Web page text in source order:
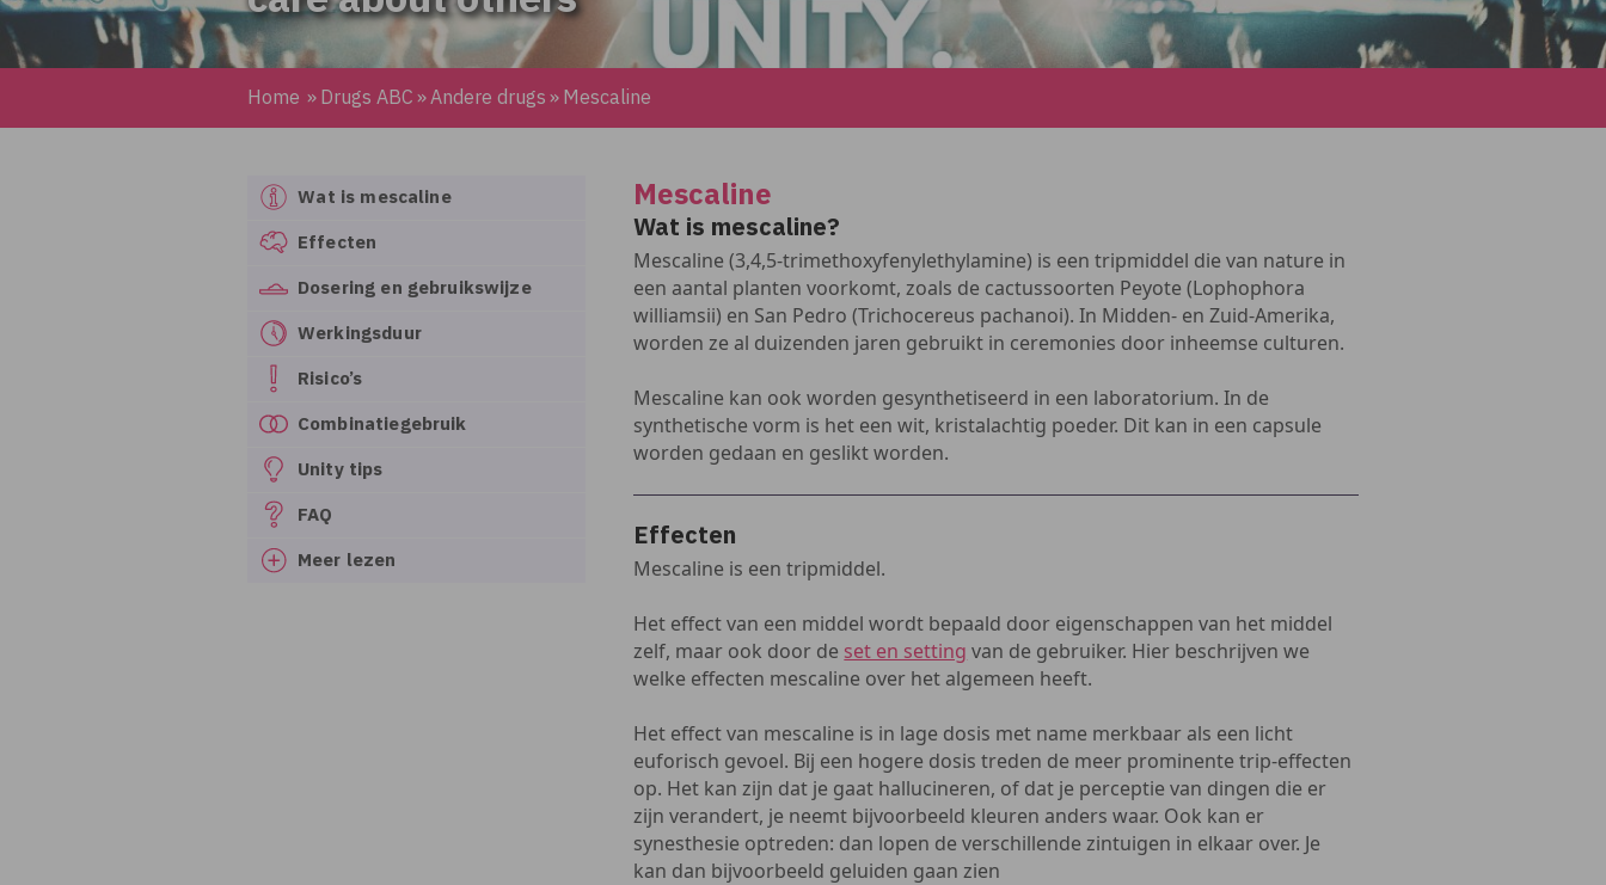
Home » Drugs ABC »Andere drugs » Mescaline
Wat is mescaline
Effecten
Dosering en gebruikswijze
Werkingsduur
Risico’s
Combinatiegebruik
Unity tips
FAQ
Meer lezen
Mescaline
Wat is mescaline?
Mescaline (3,4,5-trimethoxyfenylethylamine) is een tripmiddel die van nature in
een aantal planten voorkomt, zoals de cactussoorten Peyote (Lophophora
williamsii) en San Pedro (Trichocereus pachanoi). In Midden- en Zuid-Amerika,
worden ze al duizenden jaren gebruikt in ceremonies door inheemse culturen.
Mescaline kan ook worden gesynthetiseerd in een laboratorium. In de
synthetische vorm is het een wit, kristalachtig poeder. Dit kan in een capsule
worden gedaan en geslikt worden.
Effecten
Mescaline is een tripmiddel.
Het effect van een middel wordt bepaald door eigenschappen van het middel
zelf, maar ook door de set en setting van de gebruiker. Hier beschrijven we
welke effecten mescaline over het algemeen heeft.
Het effect van mescaline is in lage dosis met name merkbaar als een licht
euforisch gevoel. Bij een hogere dosis treden de meer prominente trip-effecten
op. Het kan zijn dat je gaat hallucineren, of dat je perceptie van dingen die er
zijn verandert, je neemt bijvoorbeeld kleuren anders waar. Ook kan er
synesthesie optreden: dan lopen de verschillende zintuigen in elkaar over. Je
kan dan bijvoorbeeld geluiden gaan zien